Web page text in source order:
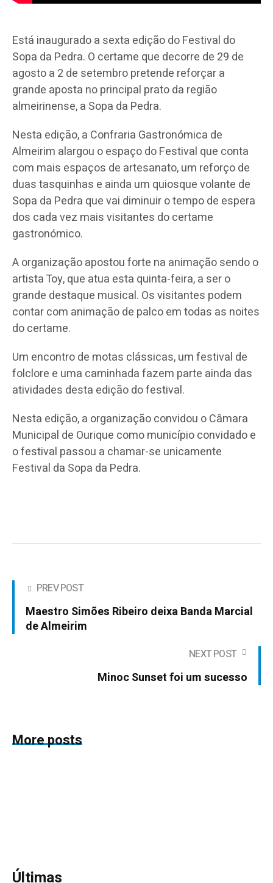
Está inaugurado a sexta edição do Festival do
Sopa da Pedra. O certame que decorre de 29 de
agosto a 2 de setembro pretende reforçar a
grande aposta no principal prato da região
almeirinense, a Sopa da Pedra.
Nesta edição, a Confraria Gastronómica de
Almeirim alargou o espaço do Festival que conta
com mais espaços de artesanato, um reforço de
duas tasquinhas e ainda um quiosque volante de
Sopa da Pedra que vai diminuir o tempo de espera
dos cada vez mais visitantes do certame
gastronómico.
A organização apostou forte na animação sendo o
artista Toy, que atua esta quinta-feira, a ser o
grande destaque musical. Os visitantes podem
contar com animação de palco em todas as noites
do certame.
Um encontro de motas clássicas, um festival de
folclore e uma caminhada fazem parte ainda das
atividades desta edição do festival.
Nesta edição, a organização convidou o Câmara
Municipal de Ourique como município convidado e
o festival passou a chamar-se unicamente
Festival da Sopa da Pedra.
PREV POST
Maestro Simões Ribeiro deixa Banda Marcial
de Almeirim
NEXT POST
Minoc Sunset foi um sucesso
More posts
Últimas